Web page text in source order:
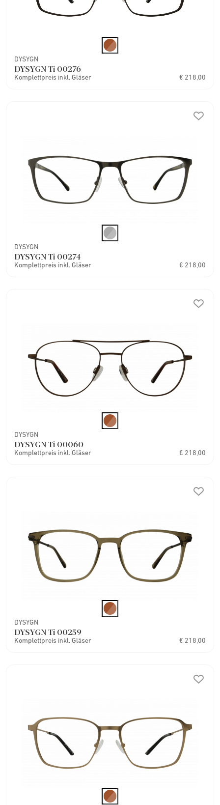
DYSYGN
DYSYGN Ti 00276
Komplettpreis inkl. Gläser € 218,00
DYSYGN
DYSYGN Ti 00274
Komplettpreis inkl. Gläser € 218,00
DYSYGN
DYSYGN Ti 00060
Komplettpreis inkl. Gläser € 218,00
DYSYGN
DYSYGN Ti 00259
Komplettpreis inkl. Gläser € 218,00